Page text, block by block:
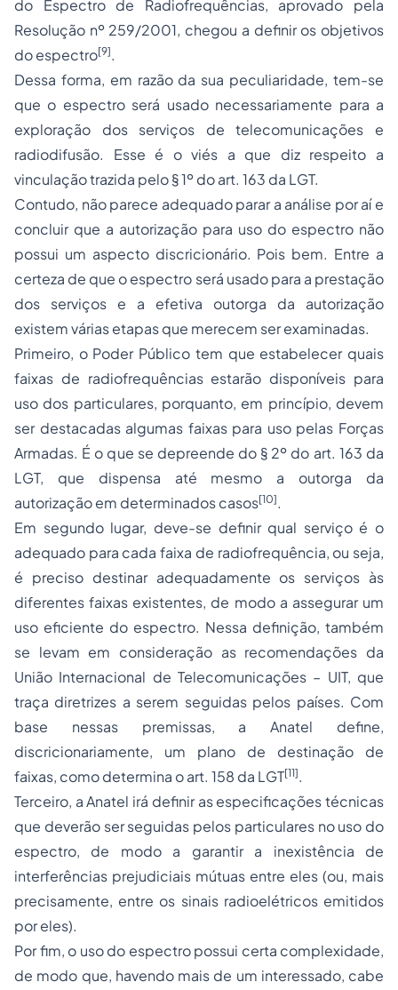
do Espectro de Radiofrequências, aprovado pela
Resolução nº 259/2001, chegou a definir os objetivos
do espectro[9].
Dessa forma, em razão da sua peculiaridade, tem-se
que o espectro será usado necessariamente para a
exploração dos serviços de telecomunicações e
radiodifusão. Esse é o viés a que diz respeito a
vinculação trazida pelo § 1º do art. 163 da LGT.
Contudo, não parece adequado parar a análise por aí e
concluir que a autorização para uso do espectro não
possui um aspecto discricionário. Pois bem. Entre a
certeza de que o espectro será usado para a prestação
dos serviços e a efetiva outorga da autorização
existem várias etapas que merecem ser examinadas.
Primeiro, o Poder Público tem que estabelecer quais
faixas de radiofrequências estarão disponíveis para
uso dos particulares, porquanto, em princípio, devem
ser destacadas algumas faixas para uso pelas Forças
Armadas. É o que se depreende do § 2º do art. 163 da
LGT, que dispensa até mesmo a outorga da
autorização em determinados casos[10].
Em segundo lugar, deve-se definir qual serviço é o
adequado para cada faixa de radiofrequência, ou seja,
é preciso destinar adequadamente os serviços às
diferentes faixas existentes, de modo a assegurar um
uso eficiente do espectro. Nessa definição, também
se levam em consideração as recomendações da
União Internacional de Telecomunicações – UIT, que
traça diretrizes a serem seguidas pelos países. Com
base nessas premissas, a Anatel define,
discricionariamente, um plano de destinação de
faixas, como determina o art. 158 da LGT[11].
Terceiro, a Anatel irá definir as especificações técnicas
que deverão ser seguidas pelos particulares no uso do
espectro, de modo a garantir a inexistência de
interferências prejudiciais mútuas entre eles (ou, mais
precisamente, entre os sinais radioelétricos emitidos
por eles).
Por fim, o uso do espectro possui certa complexidade,
de modo que, havendo mais de um interessado, cabe